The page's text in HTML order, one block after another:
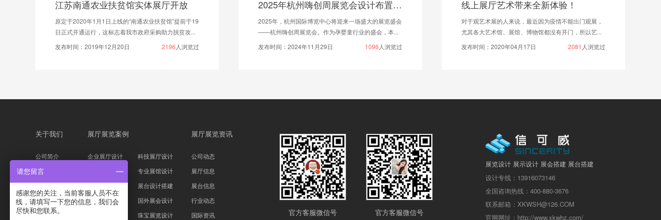
江苏南通农业扶贫馆实体展厅开放
原定于2020年1月1日上线的“南通农业扶贫馆”提前于19
日正式开通运行，这标志着我市政府采购助力脱贫攻...
发布时间：2019年12月20日
2196 人浏览过
2025年杭州嗨创周展览会设计布置动态
2025年，杭州国际博览中心将迎来一场盛大的展览盛会
——杭州嗨创周展览会。作为孕婴童行业的盛会，本...
发布时间：2024年11月29日
1096 人浏览过
线上展厅艺术带来全新体验！
对于观艺术展的人来说，最近因为疫情不能出门观展，
尤其各大艺术馆、展馆、博物馆都没有开门，所以艺...
发布时间：2020年04月17日
2081 人浏览过
关于我们
公司简介
企业文化
公司资质
服务流程
设计团队
展厅展览案例
企业展厅设计
科技展厅设计
主题展馆设计
专业展馆设计
科技展台设计
展台设计搭建
家具服装展会
国外展会设计
珠宝展览设计
展厅展览资讯
公司动态
展厅信息
展台信息
行业动态
国际资讯
官方客服微信号 官方客服微信号
展览设计 展示设计 展会搭建 展台搭建
设计专线：13916073146
全国咨询热线：400-880-3676
联系邮箱：XKWSH@126.COM
官网网址：http://www.xkwhz.com/
请您留言
感谢您的关注，当前客服人员不在
线，请填写一下您的信息，我们会
尽快和您联系。